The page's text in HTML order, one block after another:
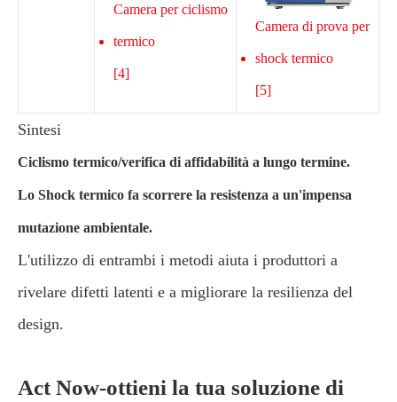
Camera per ciclismo
termico
[4]
Camera di prova per
shock termico
[5]
Sintesi
Ciclismo termico/verifica di affidabilità a lungo termine.
Lo Shock termico fa scorrere la resistenza a un'impensa
mutazione ambientale.
L'utilizzo di entrambi i metodi aiuta i produttori a
rivelare difetti latenti e a migliorare la resilienza del
design.
Act Now-ottieni la tua soluzione di